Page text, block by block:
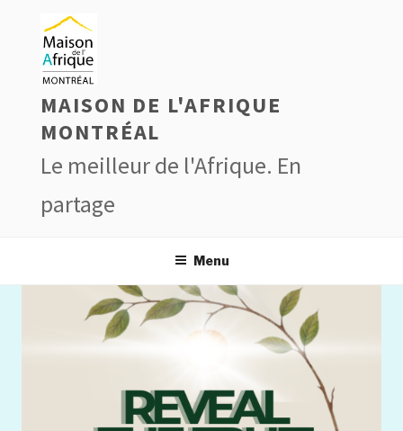
contenu
principal
MAISON DE L'AFRIQUE
MONTRÉAL
Le meilleur de l'Afrique. En
partage
Menu